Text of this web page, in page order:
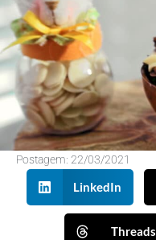
Postagem: 22/03/2021
LinkedIn
Threads